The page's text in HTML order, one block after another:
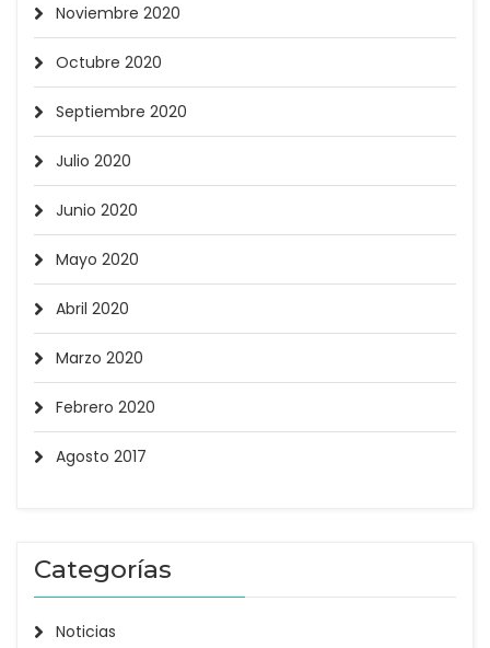
Noviembre 2020
Octubre 2020
Septiembre 2020
Julio 2020
Junio 2020
Mayo 2020
Abril 2020
Marzo 2020
Febrero 2020
Agosto 2017
Categorías
Noticias